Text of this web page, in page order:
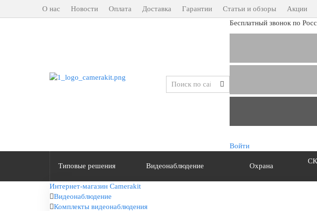
О нас Новости Оплата Доставка Гарантии Статьи и обзоры Акции
Бесплатный звонок по
Войти
Типовые решения Видеонаблюдение Охрана
Интернет-магазин Camerakit
Видеонаблюдение
Комплекты видеонаблюдения